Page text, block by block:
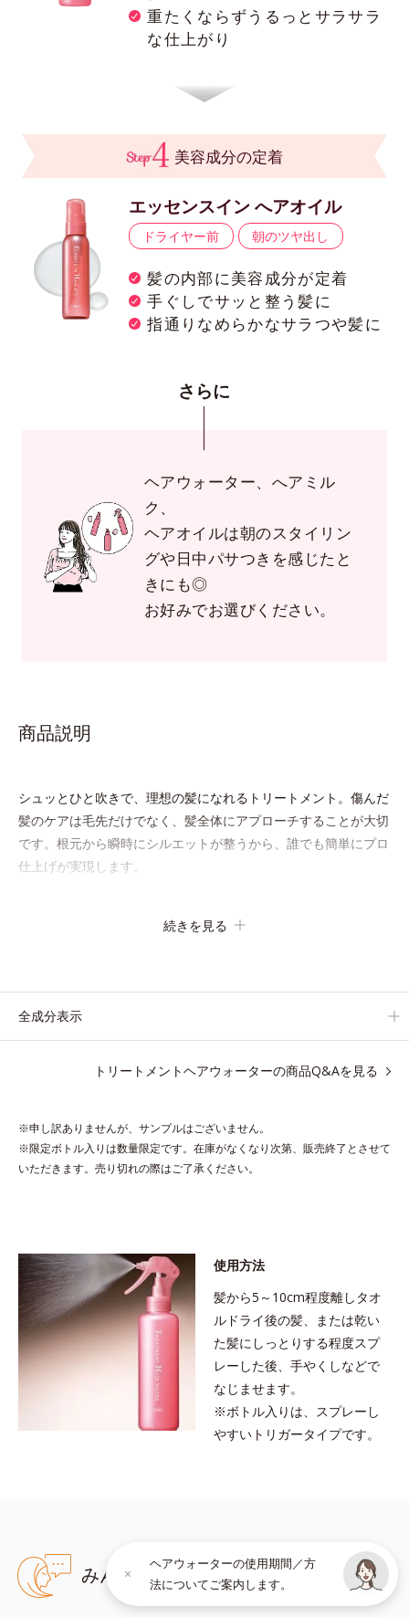
重たくならずうるっとサラサラ
な仕上がり
美容成分の定着
エッセンスイン へアオイル
ドライヤー前 朝のツヤ出し
髪の内部に美容成分が定着
手ぐしでサッと整う髪に
指通りなめらかなサラつや髪に
さらに
ヘアウォーター、へアミル
ク、
ヘアオイルは朝のスタイリン
グや日中パサつきを感じたと
きにも◎
お好みでお選びください。
商品説明
シュッとひと吹きで、理想の髪になれるトリートメント。傷んだ
髪のケアは毛先だけでなく、髪全体にアプローチすることが大切
です。根元から瞬時にシルエットが整うから、誰でも簡単にプロ
仕上げが実現します。
大きく左右する重要な美髪成分「18-MEA(*)」。毎日の生活の中
夜のドライヤー前に使えば、サロン帰りのようななめらかさと指
合＝浸透性毛髪補修成分●低分子ヒアルロン酸配合＝保水力の高い保
湿成分
※アレルギーテスト済＝全ての方にアレルギーが起こらないという
ことではありません。
続きを見る
全成分表示
トリートメントヘアウォーターの商品Q&Aを見る
※申し訳ありませんが、サンプルはございません。
※限定ボトル入りは数量限定です。在庫がなくなり次第、販売終了とさせて
いただきます。売り切れの際はご了承ください。
使用方法
髪から5～10cm程度離しタオ
ルドライ後の髪、または乾い
た髪にしっとりする程度スプ
レーした後、手やくしなどで
なじませます。
※ボトル入りは、スプレーし
やすいトリガータイプです。
みんなのクチコミ
ヘアウォーターの使用期間／方
法についてご案内します。